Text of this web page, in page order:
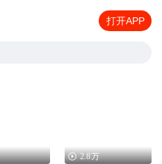
打开APP
2.8万